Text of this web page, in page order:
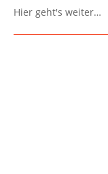
04
Hier geht's weiter…